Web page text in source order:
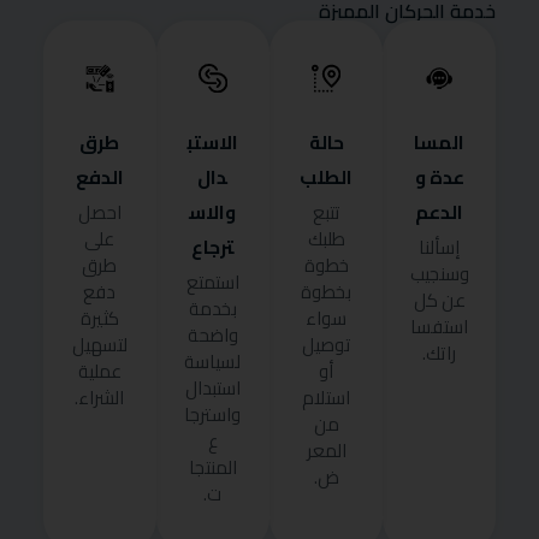
خدمة الحركان المميزة
المسا
عدة و
الدعم
إسألنا
وسنجيب
عن كل
استفسا
راتك.
حالة
الطلب
تتبع
طلبك
خطوة
بخطوة
سواء
توصيل
أو
استلام
من
المعر
ض.
الاستب
دال
والاس
ترجاع
استمتع
بخدمة
واضحة
لسياسة
استبدال
واسترجا
ع
المنتجا
ت.
طرق
الدفع
احصل
على
طرق
دفع
كثيرة
لتسهيل
عملية
الشراء.